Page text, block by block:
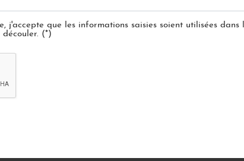
j'accepte que les informations saisies soient utilisées
(*)